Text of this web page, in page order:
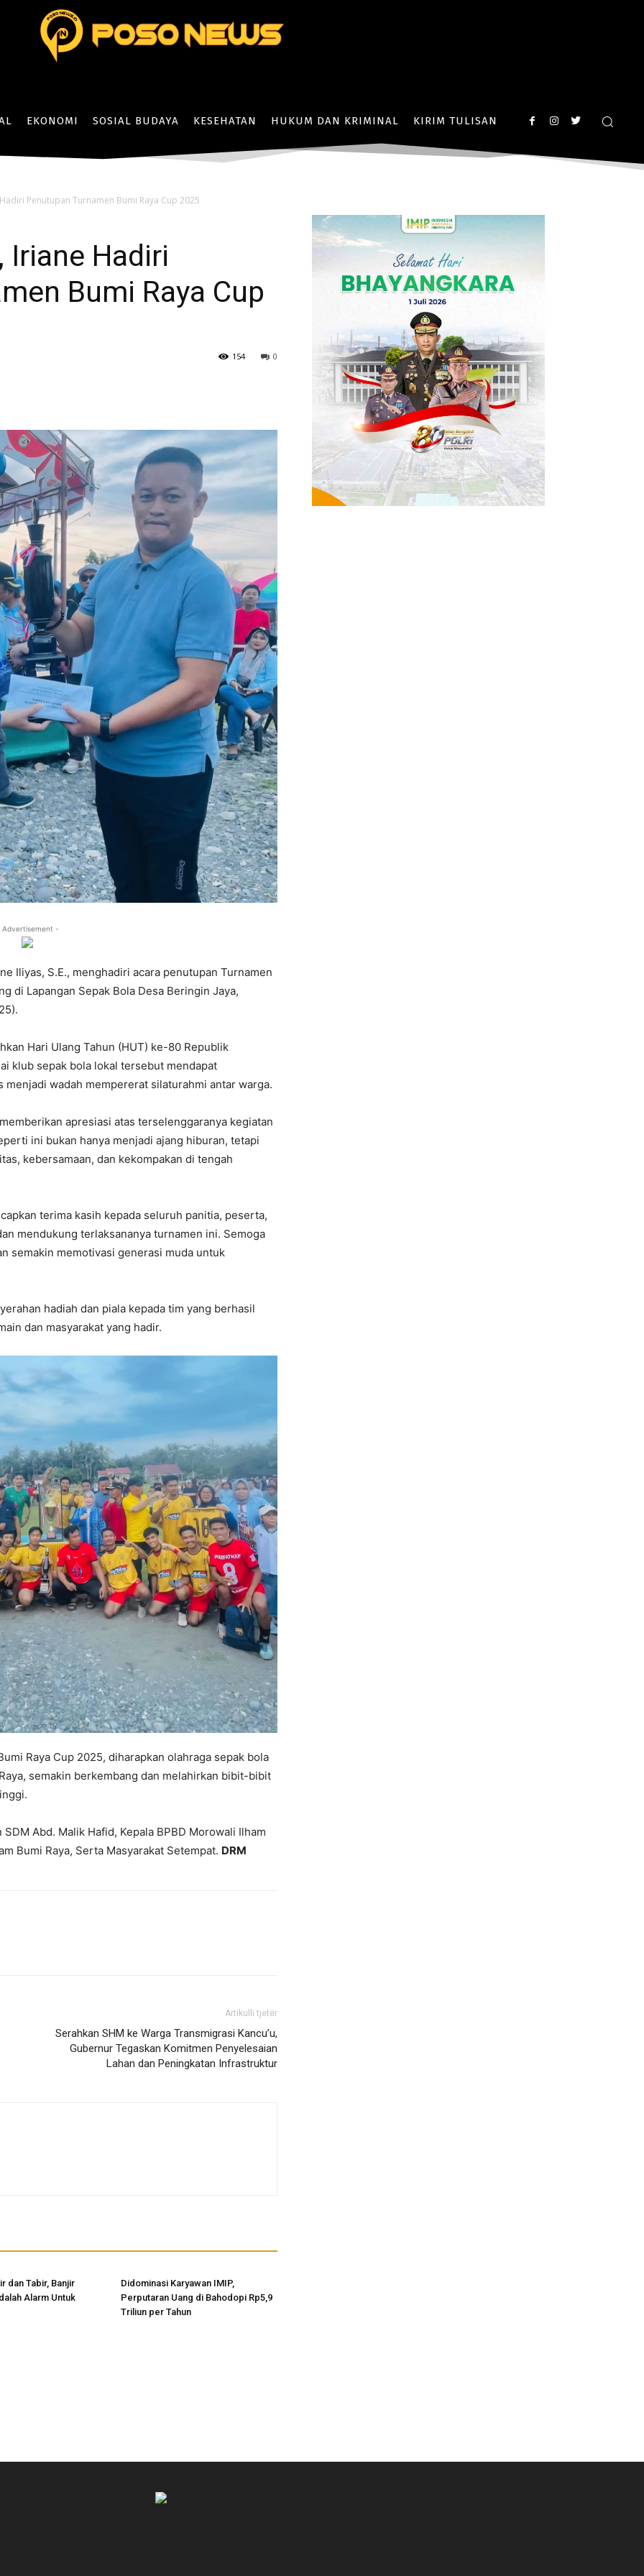
EKONOMI SOSIAL BUDAYA KESEHATAN HUKUM DAN KRIMINAL KIRIM TULISAN
Penutupan Turnamen Bumi Raya Cup 2025
Hadiri
Bumi Raya Cup
0
154
-
Iliyas, S.E., menghadiri acara penutupan Turnamen
di Lapangan Sepak Bola Desa Beringin Jaya,
Hari Ulang Tahun (HUT) ke-80 Republik
klub sepak bola lokal tersebut mendapat
wadah mempererat silaturahmi antar warga.
apresiasi atas terselenggaranya kegiatan
ini bukan hanya menjadi ajang hiburan, tetapi
kebersamaan, dan kekompakan di tengah
terima kasih kepada seluruh panitia, peserta,
mendukung terlaksananya turnamen ini. Semoga
semakin memotivasi generasi muda untuk
hadiah dan piala kepada tim yang berhasil
dan masyarakat yang hadir.
Raya Cup 2025, diharapkan olahraga sepak bola
semakin berkembang dan melahirkan bibit-bibit
Abd. Malik Hafid, Kepala BPBD Morowali Ilham
Bumi Raya, Serta Masyarakat Setempat. DRM
Artikulli tjetër
Serahkan SHM ke Warga Transmigrasi Kancu’u,
Gubernur Tegaskan Komitmen Penyelesaian
Lahan dan Peningkatan Infrastruktur
dan Tabir, Banjir
Alarm Untuk
Didominasi Karyawan IMIP,
Perputaran Uang di Bahodopi Rp5,9
Triliun per Tahun